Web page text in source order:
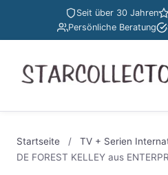
Seit über 30 Jahren
Persönliche Beratung
Startseite / TV + Serien
DE FOREST KELLEY aus